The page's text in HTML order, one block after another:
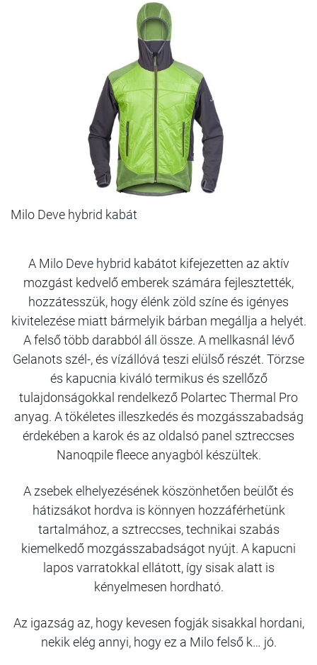
Milo Deve hybrid kabát
A Milo Deve hybrid kabátot kifejezetten az aktív
mozgást kedvelő emberek számára fejlesztették,
hozzátesszük, hogy élénk zöld színe és igényes
kivitelezése miatt bármelyik bárban megállja a helyét.
A felső több darabból áll össze. A mellkasnál lévő
Gelanots szél-, és vízállóvá teszi elülső részét. Törzse
és kapucnia kiváló termikus és szellőző
tulajdonságokkal rendelkező Polartec Thermal Pro
anyag. A tökéletes illeszkedés és mozgásszabadság
érdekében a karok és az oldalsó panel sztreccses
Nanoqpile fleece anyagból készültek.
A zsebek elhelyezésének köszönhetően beülőt és
hátizsákot hordva is könnyen hozzáférhetünk
tartalmához, a sztreccses, technikai szabás
kiemelkedő mozgásszabadságot nyújt. A kapucni
lapos varratokkal ellátott, így sisak alatt is
kényelmesen hordható.
Az igazság az, hogy kevesen fogják sisakkal hordani,
nekik elég annyi, hogy ez a Milo felső k… jó.